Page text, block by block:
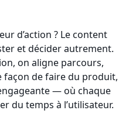
d’action ? Le content
et décider autrement.
on aligne parcours,
de faire du produit,
— où chaque
du temps à l’utilisateur.